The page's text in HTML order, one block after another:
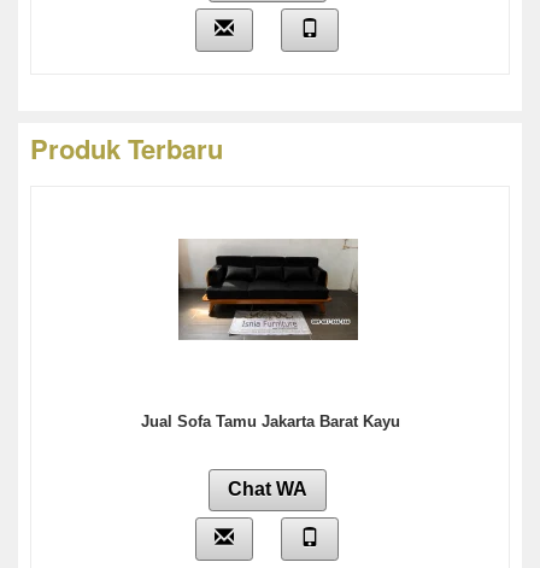
Produk Terbaru
Jual Sofa Tamu Jakarta Barat Kayu
Chat WA